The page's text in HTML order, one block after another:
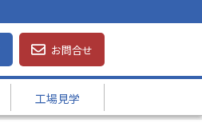
お問合せ
工場見学